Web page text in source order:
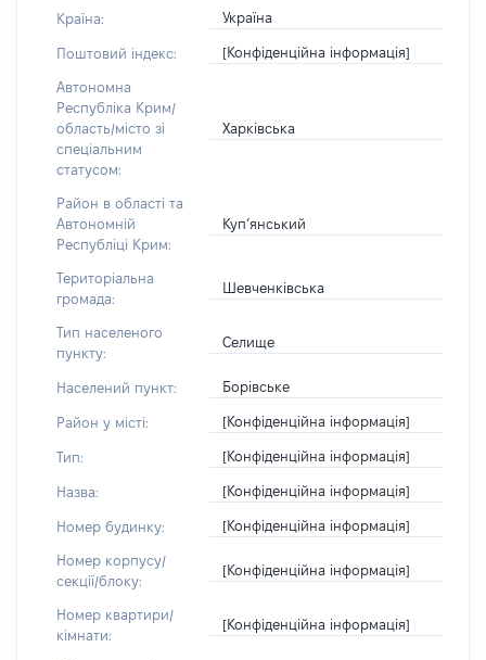
Країна: Україна
Поштовий індекс: [Конфіденційна інформація]
Автономна
Республіка Крим/
область/місто зі
спеціальним
статусом:
Харківська
Район в області та
Автономній
Республіці Крим:
Куп’янський
Територіальна
громада:
Шевченківська
Тип населеного
пункту:
Селище
Населений пункт: Борівське
Район у місті: [Конфіденційна інформація]
Тип: [Конфіденційна інформація]
Назва: [Конфіденційна інформація]
Номер будинку: [Конфіденційна інформація]
Номер корпусу/
секції/блоку:
[Конфіденційна інформація]
Номер квартири/
кімнати:
[Конфіденційна інформація]